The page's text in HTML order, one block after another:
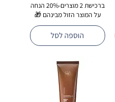
ברכישת 2 מוצרים-20% הנחה
על המוצר הזול מבינהם 🎁
הוספה לסל